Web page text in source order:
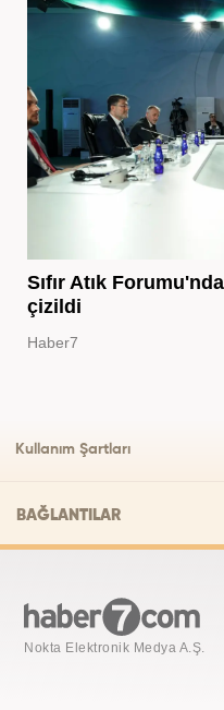
Sıfır Atık
çizildi
Haber7
Kullanım Şartları
BAĞLANTILAR
Nokta Elektronik Medya A.Ş.